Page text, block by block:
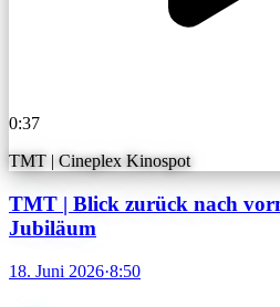
0:37
TMT | Cineplex Kinospot
TMT | Blick zurück nach
Jubiläum
18. Juni 2026·8:50